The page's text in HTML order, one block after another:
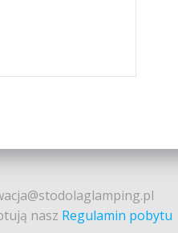
nasz Regulamin pobytu